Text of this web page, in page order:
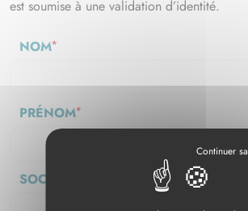
est soumise à une validation d’identité.
NOM*
PRÉNOM*
SOCIÉTÉ